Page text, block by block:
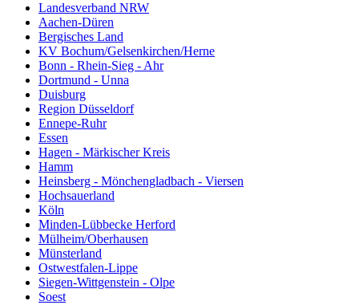
Landesverband NRW
Aachen-Düren
Bergisches Land
KV Bochum/Gelsenkirchen/Herne
Bonn - Rhein-Sieg - Ahr
Dortmund - Unna
Duisburg
Region Düsseldorf
Ennepe-Ruhr
Essen
Hagen - Märkischer Kreis
Hamm
Heinsberg - Mönchengladbach - Viersen
Hochsauerland
Köln
Minden-Lübbecke Herford
Mülheim/Oberhausen
Münsterland
Ostwestfalen-Lippe
Siegen-Wittgenstein - Olpe
Soest